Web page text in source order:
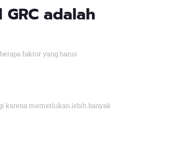
adalah
faktor yang harus
karena memerlukan lebih banyak